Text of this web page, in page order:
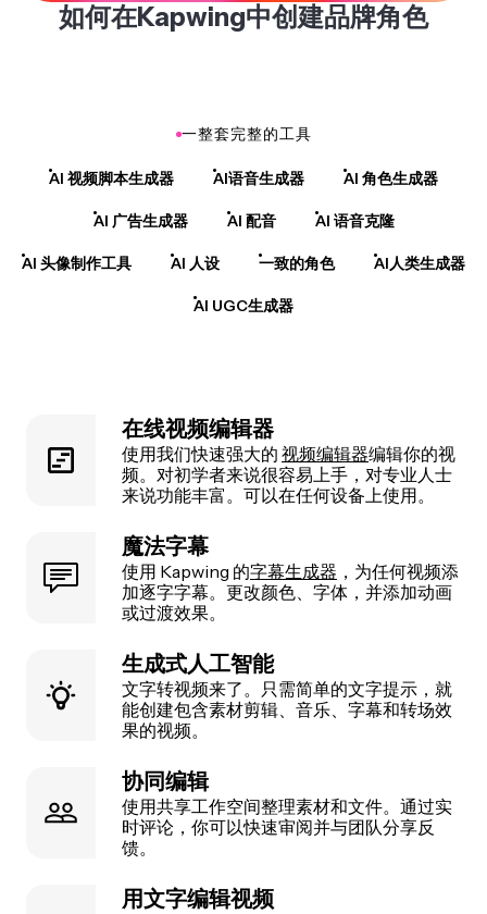
如何在Kapwing中创建品牌角色
一整套完整的工具
AI 视频脚本生成器 AI语音生成器 AI 角色生成器
AI 广告生成器 AI 配音 AI 语音克隆
AI 头像制作工具 AI 人设 一致的角色 AI人类生成器
AI UGC生成器
在线视频编辑器
使用我们快速强大的 视频编辑器编辑你的视
频。对初学者来说很容易上手，对专业人士
来说功能丰富。可以在任何设备上使用。
魔法字幕
使用 Kapwing 的字幕生成器 ，为任何视频添
加逐字字幕。更改颜色、字体，并添加动画
或过渡效果。
生成式人工智能
文字转视频来了。只需简单的文字提示，就
能创建包含素材剪辑、音乐、字幕和转场效
果的视频。
协同编辑
使用共享工作空间整理素材和文件。通过实
时评论，你可以快速审阅并与团队分享反
馈。
用文字编辑视频